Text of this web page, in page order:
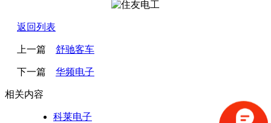
返回列表
上一篇 舒驰客车
下一篇 华频电子
相关内容
科莱电子